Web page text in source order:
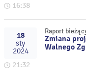
16:38
18
sty
2024
21:32
Raport
Zmiana
Walnego